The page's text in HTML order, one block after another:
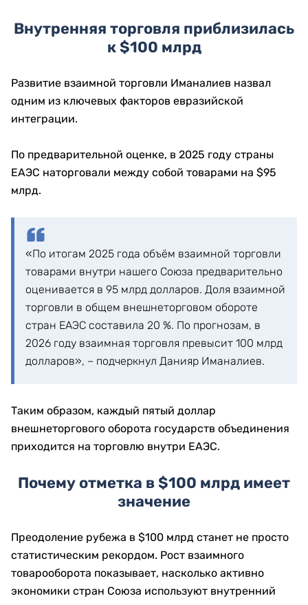
Внутренняя торговля приблизилась
к $100 млрд
Развитие взаимной торговли Иманалиев назвал
одним из ключевых факторов евразийской
интеграции.
По предварительной оценке, в 2025 году страны
ЕАЭС наторговали между собой товарами на $95
млрд.
«По итогам 2025 года объём взаимной торговли
товарами внутри нашего Союза предварительно
оценивается в 95 млрд долларов. Доля взаимной
торговли в общем внешнеторговом обороте
стран ЕАЭС составила 20 %. По прогнозам, в
2026 году взаимная торговля превысит 100 млрд
долларов», – подчеркнул Данияр Иманалиев.
Таким образом, каждый пятый доллар
внешнеторгового оборота государств объединения
приходится на торговлю внутри ЕАЭС.
Почему отметка в $100 млрд имеет
значение
Преодоление рубежа в $100 млрд станет не просто
статистическим рекордом. Рост взаимного
товарооборота показывает, насколько активно
экономики стран Союза используют внутренний